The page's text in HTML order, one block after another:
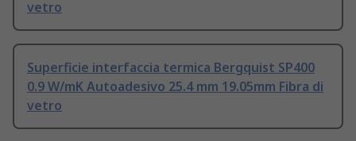
vetro
Superficie interfaccia termica Bergquist SP400
0.9 W/mK Autoadesivo 25.4 mm 19.05mm Fibra di
vetro